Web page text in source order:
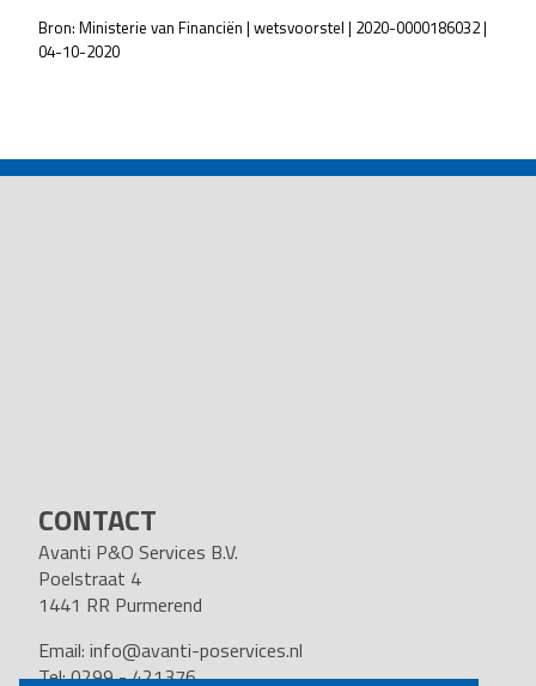
Bron: Ministerie van Financiën | wetsvoorstel | 2020-0000186032 |
04-10-2020
NAVIGATION
CONTACT
Avanti P&O Services B.V.
Poelstraat 4
1441 RR Purmerend
Email: info@avanti-poservices.nl
Tel: 0299 - 421376